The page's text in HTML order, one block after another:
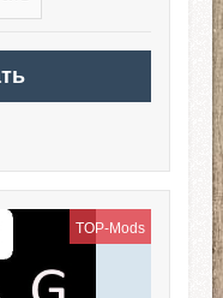
TOP-Mods